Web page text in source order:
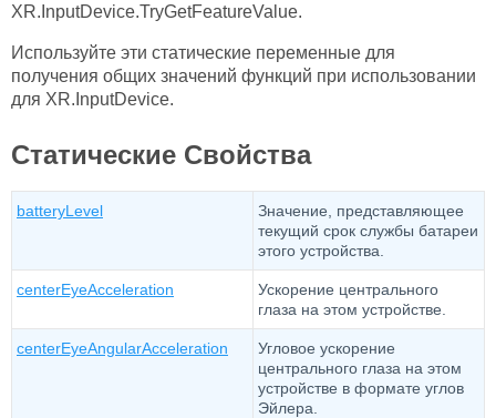
XR.InputDevice.TryGetFeatureValue.
Используйте эти статические переменные для
получения общих значений функций при использовании
для XR.InputDevice.
Статические Свойства
batteryLevel
Значение, представляющее
текущий срок службы батареи
этого устройства.
centerEyeAcceleration
Ускорение центрального
глаза на этом устройстве.
centerEyeAngularAcceleration
Угловое ускорение
центрального глаза на этом
устройстве в формате углов
Эйлера.